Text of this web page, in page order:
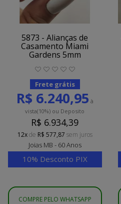
5873 - Alianças de
Casamento Miami
Gardens 5mm
Frete grátis
R$ 6.240,95 à
vista(10%) ou Deposito
R$ 6.934,39
12xde R$ 577,87 sem juros
Joias MB - 60 Anos
10% Desconto PIX
COMPRE PELO WHATSAPP